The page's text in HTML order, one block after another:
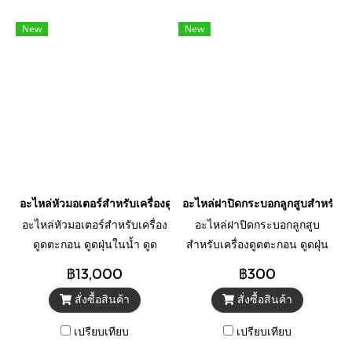
New
อะไหล่หัวมอเตอร์สำหรับเครื่องดูดตะกอน OASE รุ่น PondoVac 4
อะไหล่หัวมอเตอร์สำหรับเครื่อง
ดูดตะกอน ดูดฝุ่นในน้ำ ดูด
สะอาด รุ่น PondoVac 4 ยี่ห้อ
OASE
฿13,000
สั่งซื้อสินค้า
เปรียบเทียบ
New
อะไหล่ฝาปิดกระบอกลูกสูบสำหรับ
อะไหล่ฝาปิดกระบอกลูกสูบ
สำหรับเครื่องดูดตะกอน ดูดฝุ่น
ทำความสะอาด รุ่น PondoVac 4
ยี่ห้อ OASE
฿300
สั่งซื้อสินค้า
เปรียบเทียบ